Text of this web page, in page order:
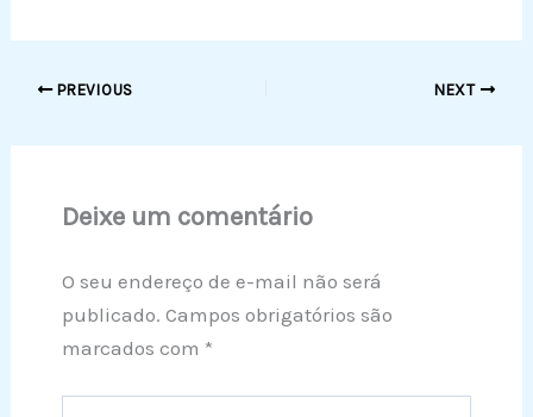
PREVIOUS NEXT
Deixe um comentário
O seu endereço de e-mail não será
publicado. Campos obrigatórios são
marcados com *